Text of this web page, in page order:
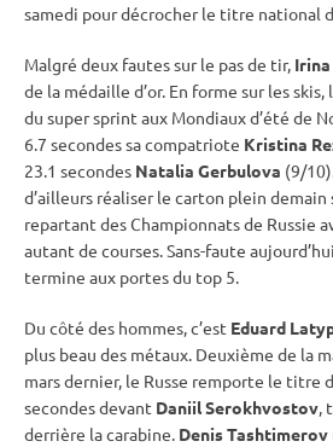
samedi pour décrocher le titre national
Malgré deux fautes sur le pas de tir,
de la médaille d’or. En forme sur les
du supersprint aux Mondiaux d’été de
6.7 secondes sa compatriote Kristina
23.1 secondes Natalia Gerbulova (9/
d’ailleurs réaliser le carton plein demain
repartant des Championnats de Russie
autant de courses. Sans-faute
termine aux portes du top 5.
Du côté des hommes, c’est Eduard
plus beau des métaux. Deuxième de la
mars dernier, le Russe remporte le titre
secondes devant Daniil Serokhvostov,
derrière lacarabine. Denis Tashtimerov